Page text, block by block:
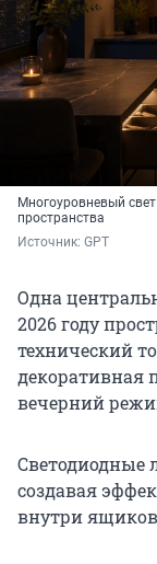
Многоуровневый
пространства
Источник: GPT
Одна
2026 году
технический
декоративная
вечерний
Светодиодные
создавая
внутри